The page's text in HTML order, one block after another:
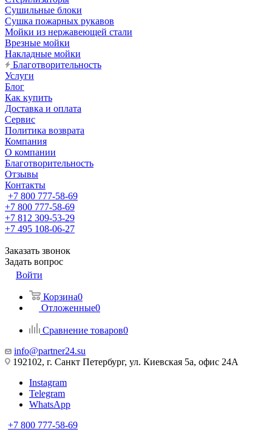
Сушильные блоки
Сушка пожарных рукавов
Мойки из нержавеющей стали
Врезные мойки
Накладные мойки
Благотворительность
Услуги
Блог
Как купить
Доставка и оплата
Сервис
Политика возврата
Компания
О компании
Благотворительность
Отзывы
Контакты
+7 800 777-58-69
+7 800 777-58-69
+7 812 309-53-29
+7 495 108-06-27
Заказать звонок
Задать вопрос
Войти
Корзина0
Отложенные0
Сравнение товаров0
info@partner24.su
192102, г. Санкт Петербург, ул. Киевская 5а, офис 24А
Instagram
Telegram
WhatsApp
+7 800 777-58-69